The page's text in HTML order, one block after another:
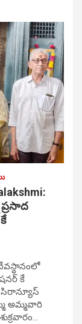
కే
సిరాన్యూస్
అమ్మవారి